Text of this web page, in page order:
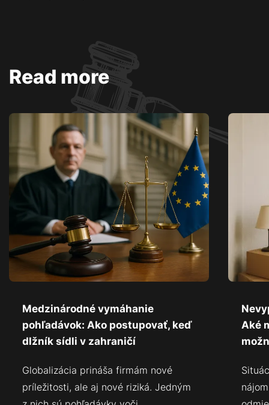
Read more
Medzinárodné vymáhanie
pohľadávok: Ako postupovať, keď
dlžník sídli v zahraničí
Globalizácia prináša firmám nové
príležitosti, ale aj nové riziká. Jedným
Aké